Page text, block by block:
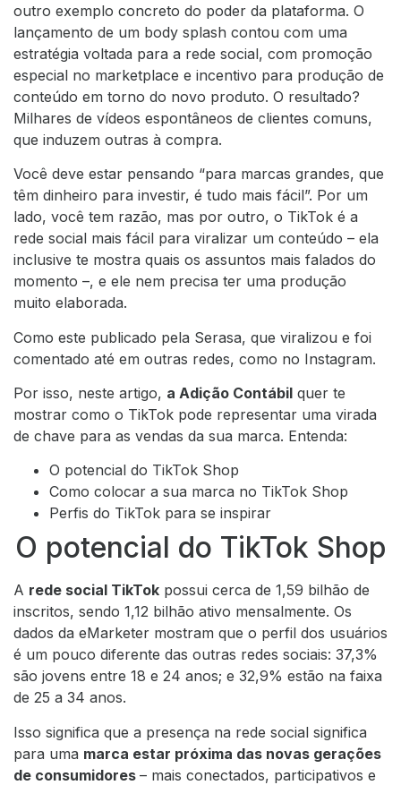
outro exemplo concreto do poder da plataforma. O
lançamento de um body splash contou com uma
estratégia voltada para a rede social, com promoção
especial no marketplace e incentivo para produção de
conteúdo em torno do novo produto. O resultado?
Milhares de vídeos espontâneos de clientes comuns,
que induzem outras à compra.
Você deve estar pensando “para marcas grandes, que
têm dinheiro para investir, é tudo mais fácil”. Por um
lado, você tem razão, mas por outro, o TikTok é a
rede social mais fácil para viralizar um conteúdo – ela
inclusive te mostra quais os assuntos mais falados do
momento –, e ele nem precisa ter uma produção
muito elaborada.
Como este publicado pela Serasa, que viralizou e foi
comentado até em outras redes, como no Instagram.
Por isso, neste artigo, a Adição Contábil quer te
mostrar como o TikTok pode representar uma virada
de chave para as vendas da sua marca. Entenda:
O potencial do TikTok Shop
Como colocar a sua marca no TikTok Shop
Perfis do TikTok para se inspirar
O potencial do TikTok Shop
A rede social TikTok possui cerca de 1,59 bilhão de
inscritos, sendo 1,12 bilhão ativo mensalmente. Os
dados da eMarketer mostram que o perfil dos usuários
é um pouco diferente das outras redes sociais: 37,3%
são jovens entre 18 e 24 anos; e 32,9% estão na faixa
de 25 a 34 anos.
Isso significa que a presença na rede social significa
para uma marca estar próxima das novas gerações
de consumidores – mais conectados, participativos e